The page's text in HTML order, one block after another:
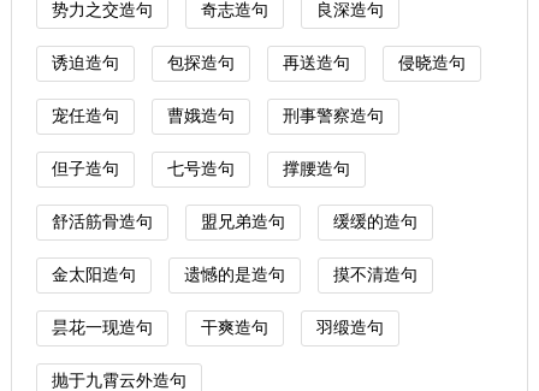
势力之交造句 奇志造句 良深造句
诱迫造句 包探造句 再送造句 侵晓造句
宠任造句 曹娥造句 刑事警察造句
但子造句 七号造句 撑腰造句
舒活筋骨造句 盟兄弟造句 缓缓的造句
金太阳造句 遗憾的是造句 摸不清造句
昙花一现造句 干爽造句 羽缎造句
抛于九霄云外造句